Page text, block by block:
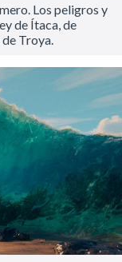
Los peligros y
de Ítaca, de
Troya.